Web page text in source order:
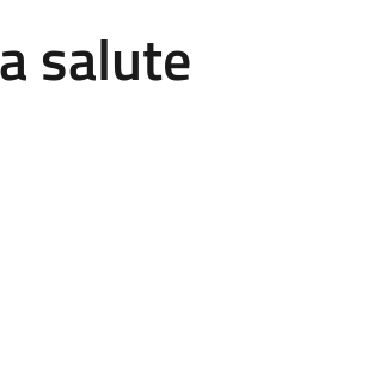
salute